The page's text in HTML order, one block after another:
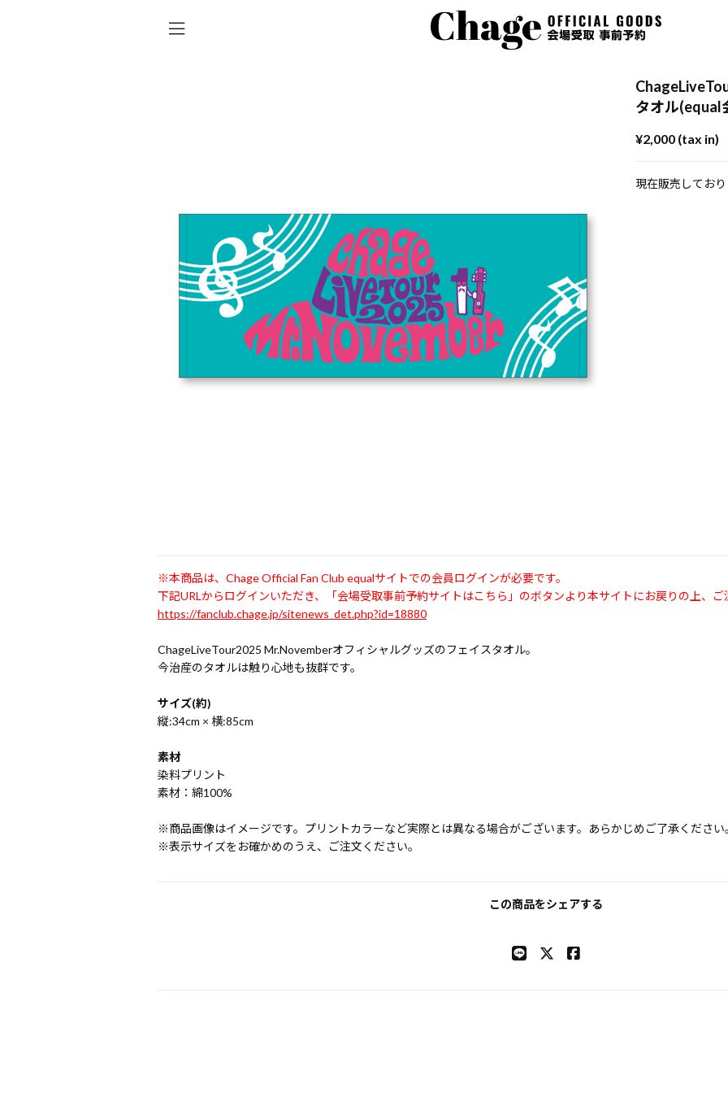
タオル(equal
¥2,000 (tax in)
現在販売してお
※本商品は、Chage Official Fan Club equalサイトでの会員ログインが必要です。
下記URLからログインいただき、「会場受取事前予約サイトはこちら」のボタンより本サイトにお戻りの上、ご
https://fanclub.chage.jp/sitenews_det.php?id=18880
ChageLiveTour2025 Mr.Novemberオフィシャルグッズのフェイスタオル。
今治産のタオルは触り心地も抜群です。
サイズ(約)
縦:34cm × 横:85cm
素材
染料プリント
素材：綿100%
※商品画像はイメージです。プリントカラーなど実際とは異なる場合がございます。あらかじめご了承ください
※表示サイズをお確かめのうえ、ご注文ください。
この商品をシェアする